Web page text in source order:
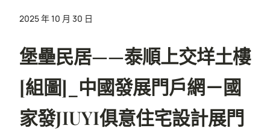
2025 年 10 月 30 日
堡壘民居——泰順上交垟土樓
[組圖]_中國發展門戶網－國
家發JIUYI俱意住宅設計展門